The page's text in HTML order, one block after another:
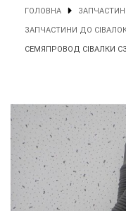
ГОЛОВНА
ЗАПЧАСТИНИ ДО
СЕМЯПРОВОД СІВАЛКИ